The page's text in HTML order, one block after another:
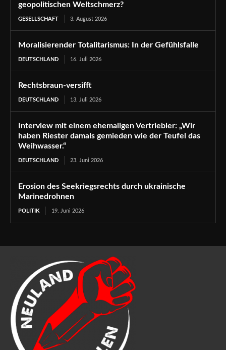
geopolitischen Weltschmerz?
GESELLSCHAFT 3. August 2026
Moralisierender Totalitarismus: In der Gefühlsfalle
DEUTSCHLAND 16. Juli 2026
Rechtsbraun-versifft
DEUTSCHLAND 13. Juli 2026
Interview mit einem ehemaligen Vertriebler: „Wir
haben Riester damals gemieden wie der Teufel das
Weihwasser.“
DEUTSCHLAND 23. Juni 2026
Erosion des Seekriegsrechts durch ukrainische
Marinedrohnen
POLITIK 19. Juni 2026